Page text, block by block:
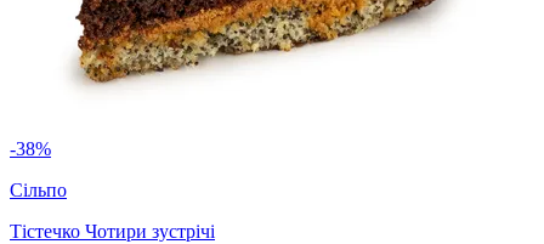
-38%
Сільпо
Тістечко Чотири зустрічі